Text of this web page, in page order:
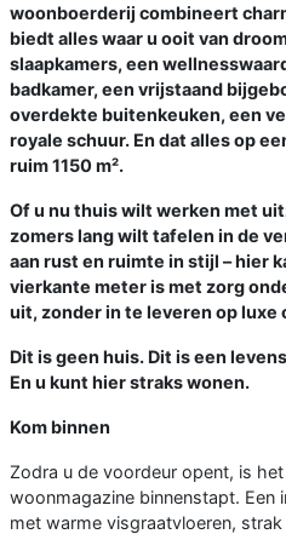
woonboerderij combineert
biedt alles waar u ooit van
slaapkamers, een
badkamer, een vrijstaand
overdekte buitenkeuken, een
royale schuur. En dat alles op
ruim 1150 m².
Of u nu thuis wilt werken met
zomers lang wilt tafelen in de
aan rust en ruimte in stijl – hier
vierkante meter is met zorg
uit, zonder in te leveren op
Dit is geen huis. Dit is een
En u kunt hier straks wonen.
Kom binnen
Zodra u de voordeur opent, is
woonmagazine binnenstapt. Een
met warme visgraatvloeren,